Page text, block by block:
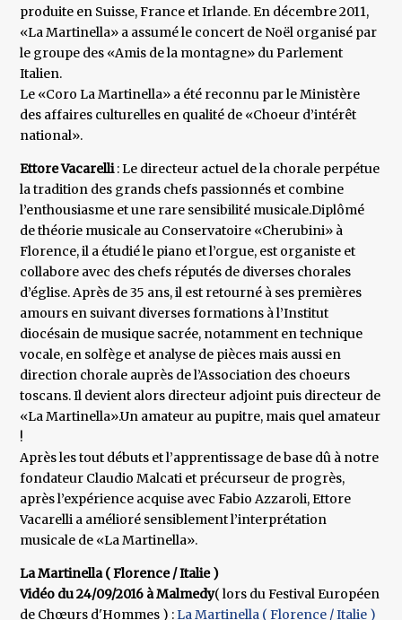
produite en Suisse, France et Irlande. En décembre 2011,
«La Martinella» a assumé le concert de Noël organisé par
le groupe des «Amis de la montagne» du Parlement
Italien.
Le «Coro La Martinella» a été reconnu par le Ministère
des affaires culturelles en qualité de «Choeur d’intérêt
national».
Ettore Vacarelli: Le directeur actuel de la chorale perpétue
la tradition des grands chefs passionnés et combine
l’enthousiasme et une rare sensibilité musicale.Diplômé
de théorie musicale au Conservatoire «Cherubini» à
Florence, il a étudié le piano et l’orgue, est organiste et
collabore avec des chefs réputés de diverses chorales
d’église. Après de 35 ans, il est retourné à ses premières
amours en suivant diverses formations à l’Institut
diocésain de musique sacrée, notamment en technique
vocale, en solfège et analyse de pièces mais aussi en
direction chorale auprès de l’Association des choeurs
toscans. Il devient alors directeur adjoint puis directeur de
«La Martinella».Un amateur au pupitre, mais quel amateur
!
Après les tout débuts et l’apprentissage de base dû à notre
fondateur Claudio Malcati et précurseur de progrès,
après l’expérience acquise avec Fabio Azzaroli, Ettore
Vacarelli a amélioré sensiblement l’interprétation
musicale de «La Martinella».
La Martinella ( Florence / Italie )
Vidéo du 24/09/2016 à Malmedy( lors du Festival Européen
de Chœurs d'Hommes ) :La Martinella ( Florence / Italie )